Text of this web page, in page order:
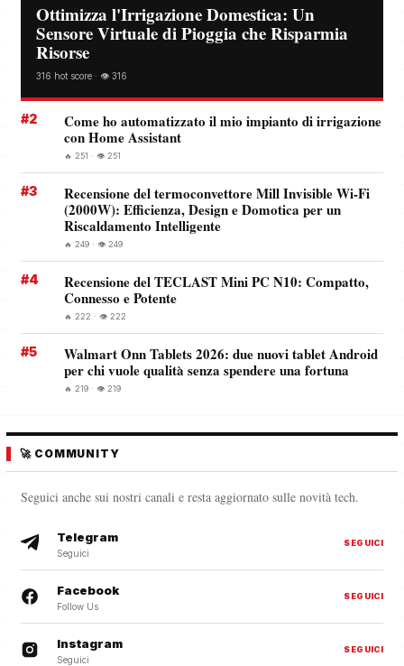
Ottimizza l'Irrigazione Domestica: Un
Sensore Virtuale di Pioggia che Risparmia
Risorse
316 hot score · 👁️ 316
#2
Come ho automatizzato il mio impianto di irrigazione
con Home Assistant
🔥 251 · 👁️ 251
#3
Recensione del termoconvettore Mill Invisible Wi-Fi
(2000W): Efficienza, Design e Domotica per un
Riscaldamento Intelligente
🔥 249 · 👁️ 249
#4
Recensione del TECLAST Mini PC N10: Compatto,
Connesso e Potente
🔥 222 · 👁️ 222
#5
Walmart Onn Tablets 2026: due nuovi tablet Android
per chi vuole qualità senza spendere una fortuna
🔥 219 · 👁️ 219
🚀 COMMUNITY
Seguici anche sui nostri canali e resta aggiornato sulle novità tech.
Telegram
Seguici
SEGUICI
Facebook
Follow Us
SEGUICI
Instagram
Seguici
SEGUICI